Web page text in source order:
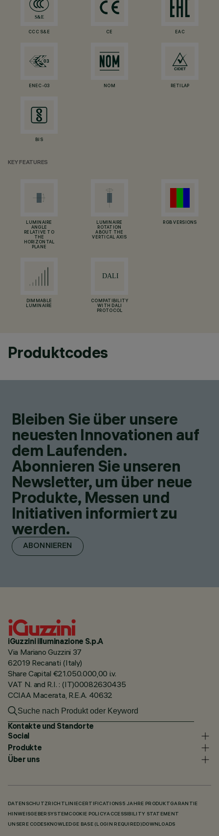
CCC S&E CE EAC
ENEC-03 NOM RETILAP
BIS
KEY FEATURES
LUMINAIRE
ANGLE
RELATIVE TO
THE
HORIZONTAL
PLANE
LUMINAIRE
ROTATION
ABOUT THE
VERTICAL AXIS
RGB VERSIONS
DIMMABLE
LUMINAIRE
COMPATIBILITY
WITH DALI
PROTOCOL
Produktcodes
Bleiben Sie über unsere
neuesten Innovationen auf
dem Laufenden.
Abonnieren Sie unseren
Newsletter, um über neue
Produkte, Messen und
Initiativen informiert zu
werden.
ABONNIEREN
iGuzzini illuminazione S.p.A
Via Mariano Guzzini 37
62019 Recanati (Italy)
Share Capital €21.050.000,00 i.v.
VAT N. and R.I. : (IT)00082630435
CCIAA Macerata, R.E.A. 40632
Kontakte und Standorte
Social
Produkte
Über uns
DATENSCHUTZRICHTLINIECERTIFICATIONS 5 JAHRE PRODUKTGARANTIE
HINWEISGEBERSYSTEM COOKIE POLICYACCESSIBILITY STATEMENT
UNSERE CODES KNOWLEDGE BASE (LOGIN REQUIRED) DOWNLOADS